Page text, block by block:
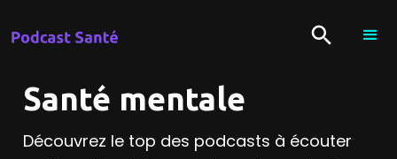
Santé mentale
Découvrez le top des podcasts à écouter